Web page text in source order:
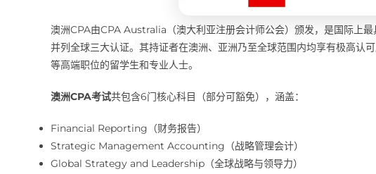
澳洲CPA由CPA Australia（澳大利亚注册会计师公会）颁发，是国际上
并列全球三大认证。其持证者在澳洲、亚洲乃至全球范围内均享有极高认
等高端职位的留学生和专业人士。
澳洲CPA考试共包含6门核心科目（部分可豁免），涵盖：
Financial Reporting（财务报告）
Strategic Management Accounting（战略管理会计）
Global Strategy and Leadership（全球战略与领导力）